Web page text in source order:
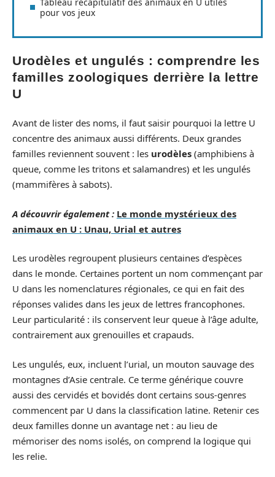
pour vos jeux
Urodèles et ungulés : comprendre les
familles zoologiques derrière la lettre
U
Avant de lister des noms, il faut saisir pourquoi la lettre U
concentre des animaux aussi différents. Deux grandes
familles reviennent souvent : les urodèles (amphibiens à
queue, comme les tritons et salamandres) et les ungulés
(mammifères à sabots).
A découvrir également : Le monde mystérieux des
animaux en U : Unau, Urial et autres
Les urodèles regroupent plusieurs centaines d’espèces
dans le monde. Certaines portent un nom commençant par
U dans les nomenclatures régionales, ce qui en fait des
réponses valides dans les jeux de lettres francophones.
Leur particularité : ils conservent leur queue à l’âge adulte,
contrairement aux grenouilles et crapauds.
Les ungulés, eux, incluent l’urial, un mouton sauvage des
montagnes d’Asie centrale. Ce terme générique couvre
aussi des cervidés et bovidés dont certains sous-genres
commencent par U dans la classification latine. Retenir ces
deux familles donne un avantage net : au lieu de
mémoriser des noms isolés, on comprend la logique qui
les relie.